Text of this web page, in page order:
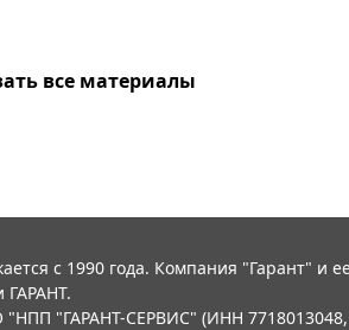
все материалы
с 1990 года. Компания "Гарант" и
ГАРАНТ.
"ГАРАНТ-СЕРВИС" (ИНН